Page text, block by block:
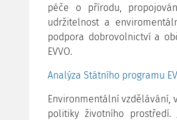
péče o přírodu,
udržitelnost a
podpora dobrovolnictví a
EVVO.
Analýza Státního programu
Environmentální vzdělávání,
politiky životního